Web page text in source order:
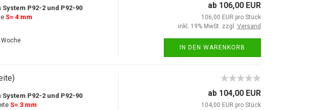
P92-2 und P92-90
S= 4 mm
ab 106,00 EUR
106,00 EUR pro Stück
inkl. 19% MwSt. zzgl. Versand
IN DEN WARENKORB
P92-2 und P92-90
S= 3 mm
ab 104,00 EUR
104,00 EUR pro Stück